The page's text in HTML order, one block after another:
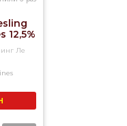
12,5%
Ле